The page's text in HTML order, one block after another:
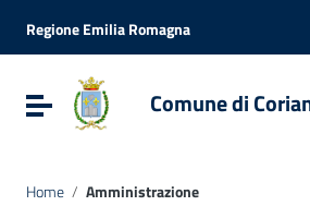
Vai al menu di navigazione
Vai al footer
Regione Emilia Romagna
Attiva / disattiva la navigazione
Comune di
Home / Amministrazione